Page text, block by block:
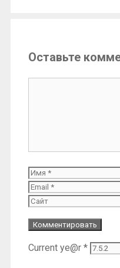
Оставьте
Имя
Current ye@r *